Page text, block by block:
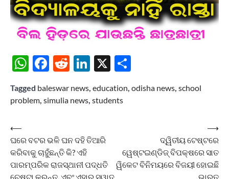
WhatsApp
Facebook
RedditLinkedIn
X
Tagged baleswar news, education, odisha news, school
problem, simulia news, students
Post
navigation
⟵
ଘରେ ବଟର ଭଳି ଘନ ଦହି ତିଆରି
କରିବାକୁ ଚାହୁଁଛନ୍ତି କି? ଏହି
ପାରମ୍ପରିକ ରାଜସ୍ଥାନୀ ପଦ୍ଧତି
ଚେଷ୍ଟା କରନ୍ତୁ, ଏବଂ ଏହାର ସ୍ୱାଦ
ଦ୍ୱିତୀୟ ଟେଷ୍ଟରେ
ୱେଷ୍ଟଇଣ୍ଡିଜ୍ ବିପକ୍ଷରେ ସାତ
ୱିକେଟ ବିନିମୟରେ ବିଜୟୀ ହୋଇଛି
ଭାରତ
⟶